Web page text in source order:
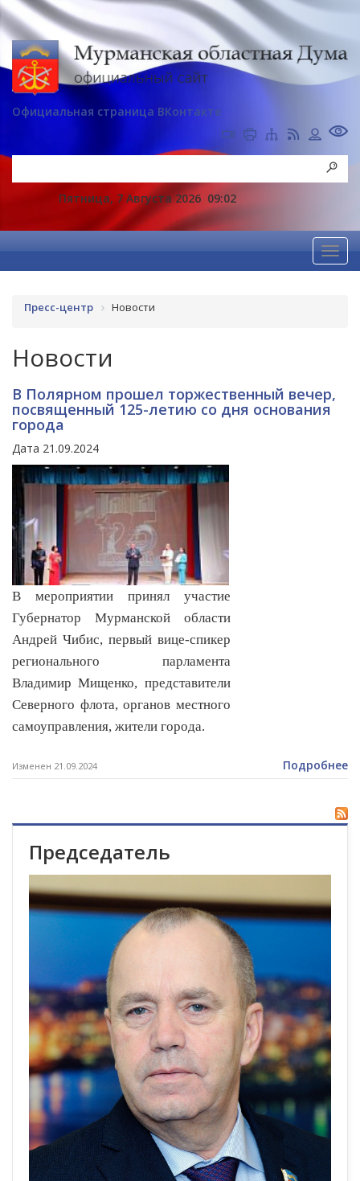
Официальная страница ВКонтакте
Пятница, 7 Августа 2026 09:02
Пресс-центр Новости
Новости
В Полярном прошел торжественный вечер,
посвященный 125-летию со дня основания
города
Дата 21.09.2024
В мероприятии принял участие
Губернатор Мурманской области
Андрей Чибис, первый вице-спикер
регионального парламента
Владимир Мищенко, представители
Северного флота, органов местного
самоуправления, жители города.
Изменен 21.09.2024 Подробнее
Председатель